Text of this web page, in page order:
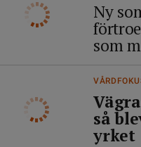
Ny
som
så
yrket